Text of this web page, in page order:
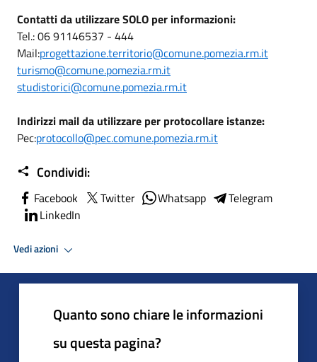
Contatti da utilizzare SOLO per informazioni:
Tel.: 06 91146537 - 444
Mail:progettazione.territorio@comune.pomezia.rm.it
turismo@comune.pomezia.rm.it
studistorici@comune.pomezia.rm.it
Indirizzi mail da utilizzare per protocollare istanze:
Pec:protocollo@pec.comune.pomezia.rm.it
Condividi:
Facebook Twitter Whatsapp
Telegram
LinkedIn
Vedi azioni
Quanto sono chiare le informazioni
su questa pagina?